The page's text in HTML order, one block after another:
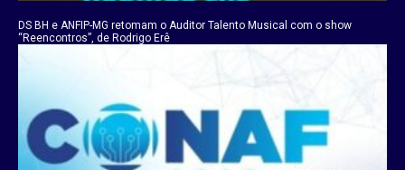
DS BH e ANFIP-MG retomam o Auditor Talento Musical com o show
“Reencontros”, de Rodrigo Erê